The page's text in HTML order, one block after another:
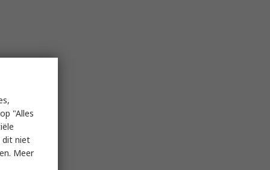
"Alles
dit niet
Meer